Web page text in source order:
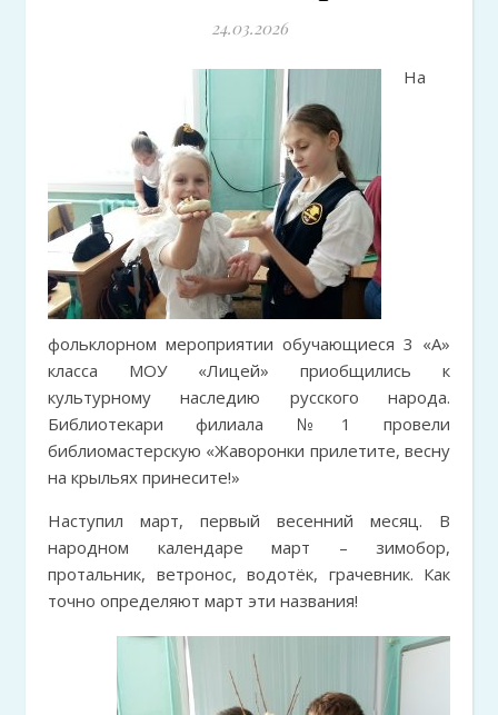
24.03.2026
На
фольклорном мероприятии обучающиеся 3 «А»
класса МОУ «Лицей» приобщились к
культурному наследию русского народа.
Библиотекари филиала №1 провели
библиомастерскую «Жаворонки прилетите, весну
на крыльях принесите!»
Наступил март, первый весенний месяц. В
народном календаре март – зимобор,
протальник, ветронос, водотёк, грачевник. Как
точно определяют март эти названия!